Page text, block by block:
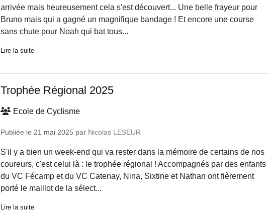
arrivée mais heureusement cela s'est découvert... Une belle frayeur pour
Bruno mais qui a gagné un magnifique bandage ! Et encore une course
sans chute pour Noah qui bat tous...
Lire la suite
Trophée Régional 2025
Ecole de Cyclisme
Publiée le 21 mai 2025 par Nicolas LESEUR
S'il y a bien un week-end qui va rester dans la mémoire de certains de nos
coureurs, c'est celui là : le trophée régional ! Accompagnés par des enfants
du VC Fécamp et du VC Catenay, Nina, Sixtine et Nathan ont fièrement
porté le maillot de la sélect...
Lire la suite